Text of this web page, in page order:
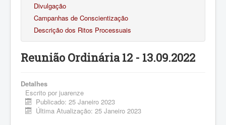
Divulgação
Campanhas de Conscientização
Descrição dos Ritos Processuais
Reunião Ordinária 12 - 13.09.2022
Detalhes
Escrito por juarenze
Publicado: 25 Janeiro 2023
Última Atualização: 25 Janeiro 2023